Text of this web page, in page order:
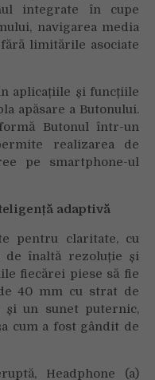
integrate în cupe
navigarea media
limitările asociate
aplicațiile și funcțiile
apăsare a Butonului.
Butonul într-un
realizarea de
pe smartphone-ul
adaptivă
pentru claritate, cu
de înaltă rezoluție și
fiecărei piese să fie
40 mm cu strat de
și un sunet puternic,
cum a fost gândit de
Headphone (a)